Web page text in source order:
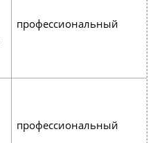
профессиональный
профессиональный